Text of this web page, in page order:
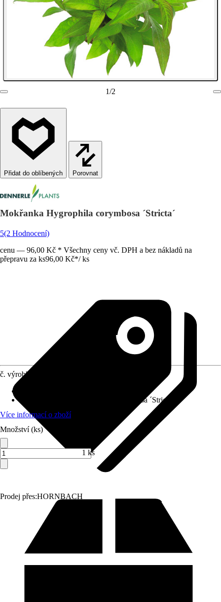
1/2
Porovnat
Mokřanka Hygrophila corymbosa ´Stricta´
5(2 Hodnocení)
cenu — 96,00 Kč * Všechny ceny vč. DPH a bez nákladů na
přepravu za ks96,00 Kč*/ ks
Prodej přes:HORNBACH
č. výrobku
Hygrophila corymbosa ´Stricta´
Více informací o zboží
Množství (ks)
1 ks